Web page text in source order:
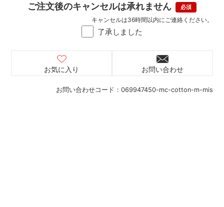
お問い合わせコード： 069947450-mc-cotton-m-mis
ご注文後のキャンセルは承れません
了承しました
キャンセルは36時間以内にご連絡ください。
お気に入り お問い合わせ